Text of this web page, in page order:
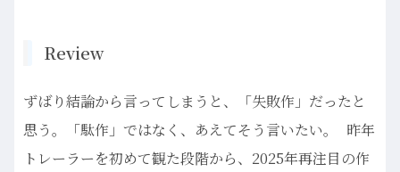
Review
ずばり結論から言ってしまうと、「失敗作」だったと
思う。「駄作」ではなく、あえてそう言いたい。 昨年
トレーラーを初めて観た段階から、2025年再注目の作